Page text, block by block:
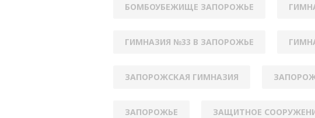
БОМБОУБЕЖИЩЕ ЗАПОРОЖЬЕ
ГИМНАЗИЯ №33 В ЗАПОРОЖЬЕ
ЗАПОРОЖСКАЯ ГИМНАЗИЯ
ЗАПОРОЖЬЕ ЗАЩИТНОЕ